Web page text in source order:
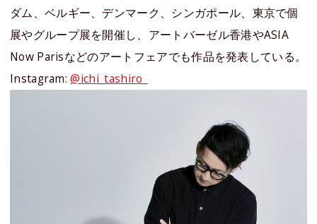
ダム、ベルギー、デンマーク、シンガポール、東京で個
展やグループ展を開催し、アートバーゼル香港やASIA
Now Parisなどのアートフェアでも作品を発表している。
Instagram:@ichi_tashiro_